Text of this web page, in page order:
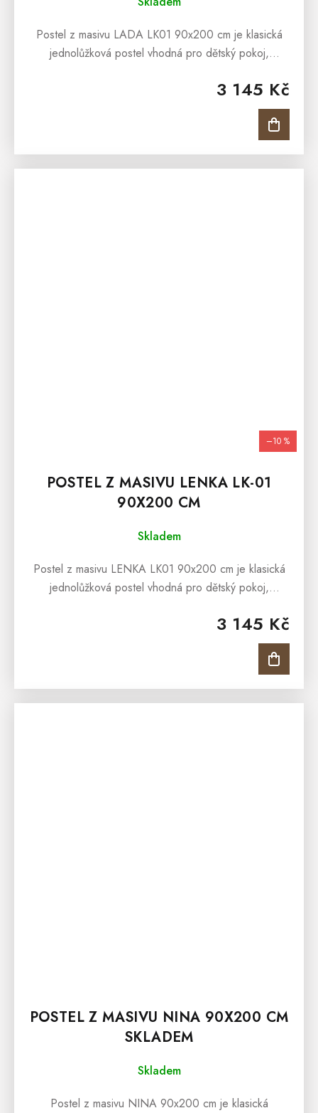
3 145 Kč
Postel z masivu LADA LK01 90x200 cm je klasická
jednolůžková postel vhodná pro dětský pokoj,
hotelových pokojů. Postel z masivu...
–10 %
POSTEL Z MASIVU LENKA LK-01
90X200 CM
Skladem
3 145 Kč
Postel z masivu LENKA LK01 90x200 cm je klasická
jednolůžková postel vhodná pro dětský pokoj,
hotelových pokojů. Postel z...
POSTEL Z MASIVU NINA 90X200 CM
SKLADEM
Skladem
Postel z masivu NINA 90x200 cm je klasická